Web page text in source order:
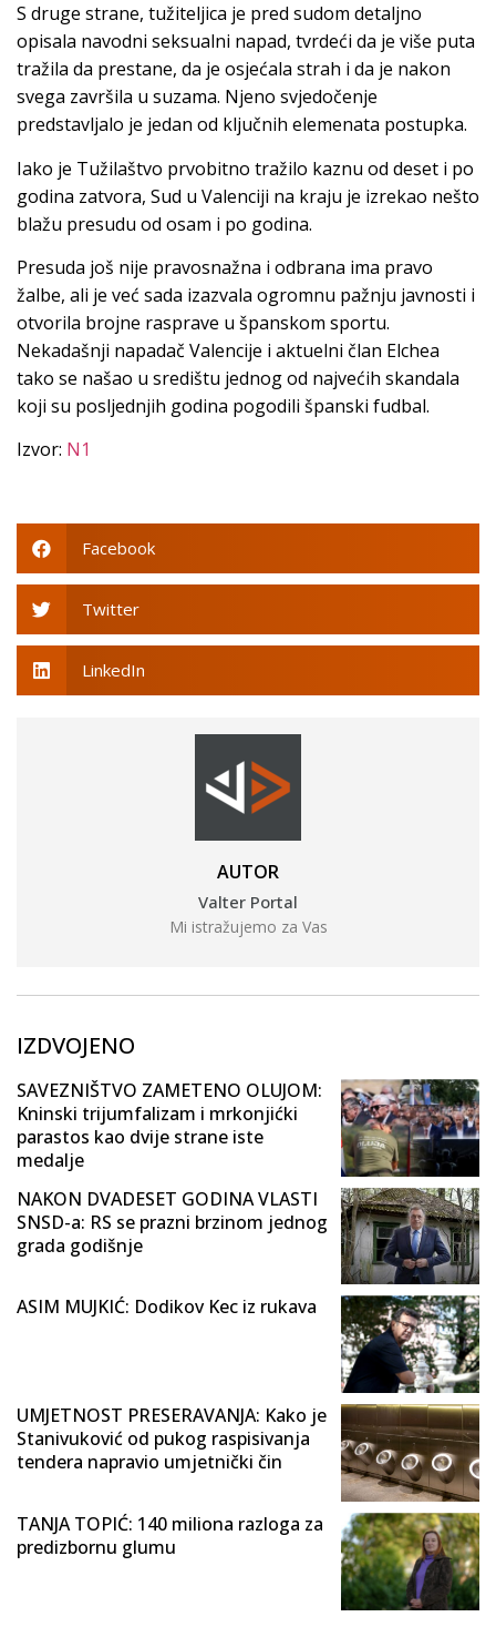
S druge strane, tužiteljica je pred sudom detaljno
opisala navodni seksualni napad, tvrdeći da je više puta
tražila da prestane, da je osjećala strah i da je nakon
svega završila u suzama. Njeno svjedočenje
predstavljalo je jedan od ključnih elemenata postupka.
Iako je Tužilaštvo prvobitno tražilo kaznu od deset i po
godina zatvora, Sud u Valenciji na kraju je izrekao nešto
blažu presudu od osam i po godina.
Presuda još nije pravosnažna i odbrana ima pravo
žalbe, ali je već sada izazvala ogromnu pažnju javnosti i
otvorila brojne rasprave u španskom sportu.
Nekadašnji napadač Valencije i aktuelni član Elchea
tako se našao u središtu jednog od najvećih skandala
koji su posljednjih godina pogodili španski fudbal.
Izvor: N1
Facebook
Twitter
LinkedIn
AUTOR
Valter Portal
Mi istražujemo za Vas
IZDVOJENO
SAVEZNIŠTVO ZAMETENO OLUJOM:
Kninski trijumfalizam i mrkonjićki
parastos kao dvije strane iste
medalje
NAKON DVADESET GODINA VLASTI
SNSD-a: RS se prazni brzinom jednog
grada godišnje
ASIM MUJKIĆ: Dodikov Kec iz rukava
UMJETNOST PRESERAVANJA: Kako je
Stanivuković od pukog raspisivanja
tendera napravio umjetnički čin
TANJA TOPIĆ: 140 miliona razloga za
predizbornu glumu